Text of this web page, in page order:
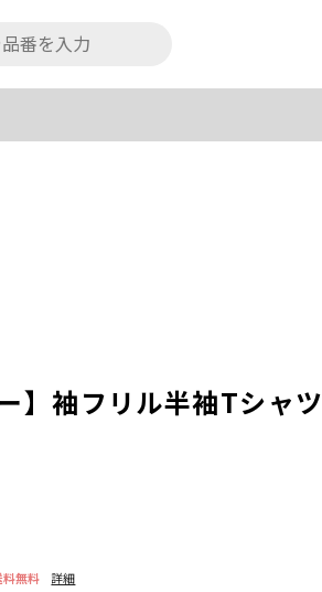
料無料
詳細
】袖フリル半袖Tシャツ